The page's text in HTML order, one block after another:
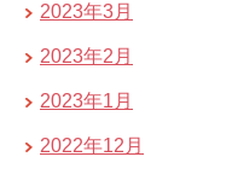
2023年3月
2023年2月
2023年1月
2022年12月